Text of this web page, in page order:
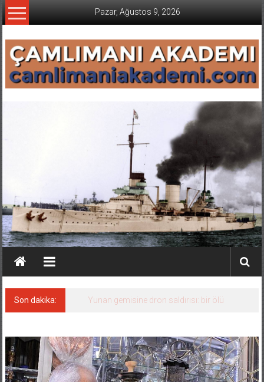
İçeriğe
geç
Pazar, Ağustos 9, 2026
Son dakika: Yunan gemisine dron saldırısı: bir ölü